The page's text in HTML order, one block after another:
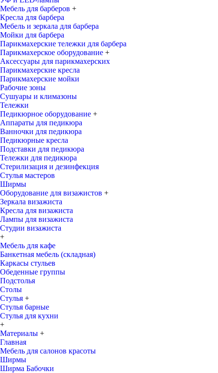
Мебель для барберов +
Кресла для барбера
Мебель и зеркала для барбера
Мойки для барбера
Парикмахерские тележки для барбера
Парикмахерское оборудование +
Аксессуары для парикмахерских
Парикмахерские кресла
Парикмахерские мойки
Рабочие зоны
Сушуары и климазоны
Тележки
Педикюрное оборудование +
Аппараты для педикюра
Ванночки для педикюра
Педикюрные кресла
Подставки для педикюра
Тележки для педикюра
Стерилизация и дезинфекция
Стулья мастеров
Ширмы
Оборудование для визажистов +
Зеркала визажиста
Кресла для визажиста
Лампы для визажиста
Студии визажиста
+
Мебель для кафе
Банкетная мебель (складная)
Каркасы стульев
Обеденные группы
Подстолья
Столы
Стулья +
Стулья барные
Стулья для кухни
+
Материалы +
Главная
Мебель для салонов красоты
Ширмы
Ширма Бабочки